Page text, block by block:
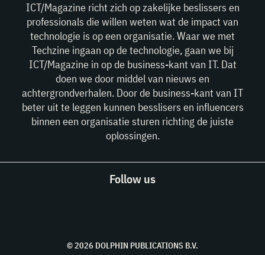
ICT/Magazine richt zich op zakelijke beslissers en
professionals die willen weten wat de impact van
technologie is op een organisatie. Waar we met
Techzine ingaan op de technologie, gaan we bij
ICT/Magazine in op de business-kant van IT. Dat
doen we door middel van nieuws en
achtergrondverhalen. Door de business-kant van IT
beter uit te leggen kunnen besslisers en influencers
binnen een organisatie sturen richting de juiste
oplossingen.
Follow us
© 2026 DOLPHIN PUBLICATIONS B.V.